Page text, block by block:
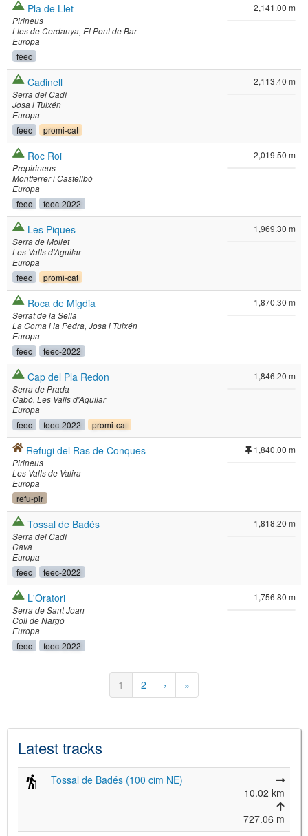
Pla de Llet
Pirineus
Lles de Cerdanya El Pont de Bar
Europa
feec
2,141.00 m
Cadinell
Serra del Cadí
Josa i Tuixén
Europa
feec promi-cat
2,113.40 m
Roc Roi
Prepirineus
Montferrer i Castellbò
Europa
feec feec-2022
2,019.50 m
Les Piques
Serra de Mollet
Les Valls d'Aguilar
Europa
feec promi-cat
1,969.30 m
Roca de Migdia
Serrat de la Sella
La Coma i la Pedra Josa i Tuixén
Europa
feec feec-2022
1,870.30 m
Cap del Pla Redon
Serra de Prada
Cabó Les Valls d'Aguilar
Europa
feec feec-2022 promi-cat
1,846.20 m
Refugi del Ras de Conques
Pirineus
Les Valls de Valira
Europa
refu-pir
1,840.00 m
Tossal de Badés
Serra del Cadí
Cava
Europa
feec feec-2022
1,818.20 m
L'Oratori
Serra de Sant Joan
Coll de Nargó
Europa
feec feec-2022
1,756.80 m
Current
page
1 Page
2
Next
page
›
Last
page
»
Latest tracks
Tossal de Badés (100 cim NE)
10.02 km
727.06 m